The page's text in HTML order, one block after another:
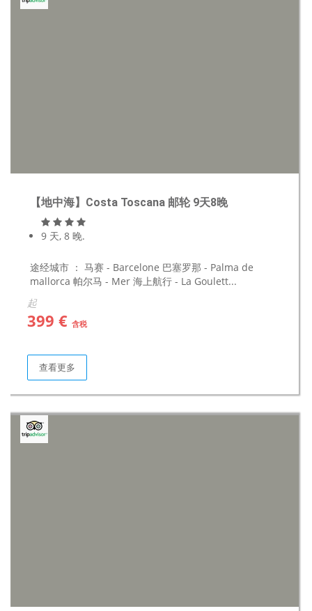
【地中海】Costa Toscana 邮轮 9天8晚
9 天, 8 晚.
途经城市 ： 马赛 - Barcelone 巴塞罗那 - Palma de
mallorca 帕尔马 - Mer 海上航行 - La Goulett...
起
399 € 含税
查看更多